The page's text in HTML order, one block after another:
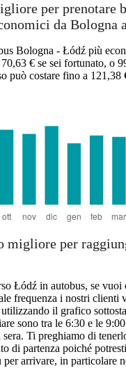
per prenotare
da Bologna
Bologna - Łódź più
€ se sei fortunato, o
può costare fino a 121,38
migliore per
Łódź in autobus, se vuoi
frequenza i nostri clienti
il grafico
sono tra le 6:30 e le
Ti preghiamo di
di partenza poiché
arrivare, in particolare